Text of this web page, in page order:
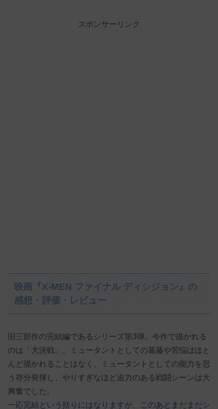
スポンサーリンク
映画『X-MEN ファイナル ディシジョン』の
感想・評価・レビュー
旧三部作の完結編であるシリーズ第3弾。今作で描かれる
のは「大決戦」。ミュータントとしての葛藤や苦悩はほと
んど描かれることはなく、ミュータントとしての能力を思
う存分発揮し、やりすぎなほど迫力のある戦闘シーンは大
興奮でした。
一応完結という括りにはなりますが、このあとまだまだシ